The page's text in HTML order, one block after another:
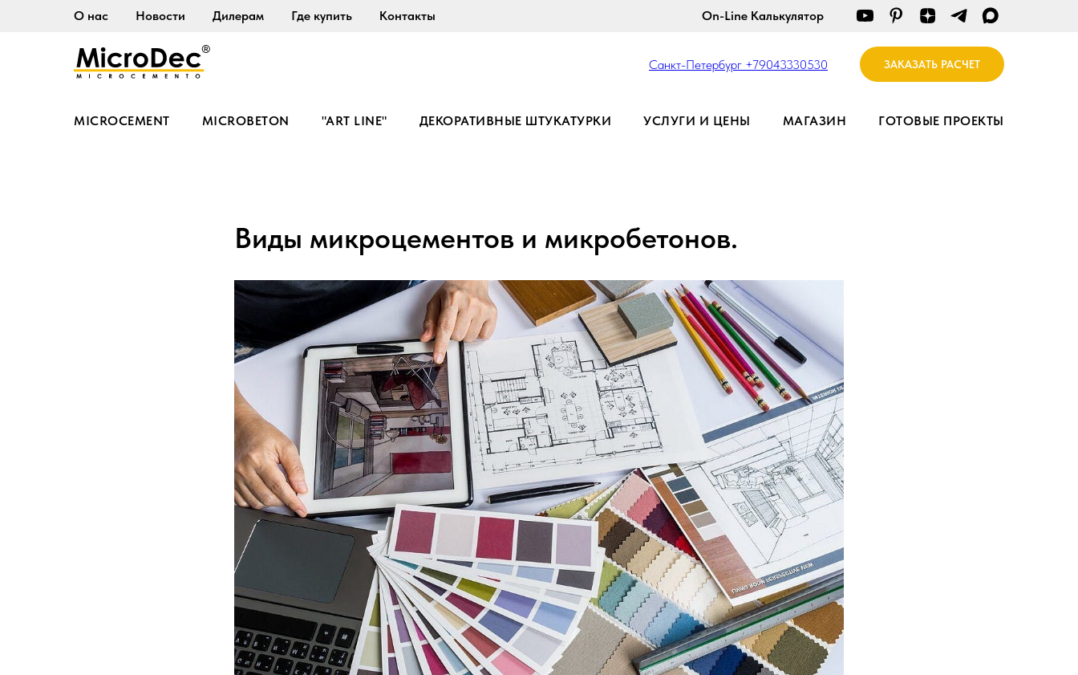
О нас Новости Дилерам Где купить Контакты On-Line Калькулятор
Санкт-Петербург +79043330530 ЗАКАЗАТЬ РАСЧЕТ
MICROCEMENT MICROBETON "ART LINE" ДЕКОРАТИВНЫЕ ШТУКАТУРКИ УСЛУГИ И ЦЕНЫ МАГАЗИН ГОТОВЫЕ ПРОЕКТЫ
Виды микроцементов и микробетонов.